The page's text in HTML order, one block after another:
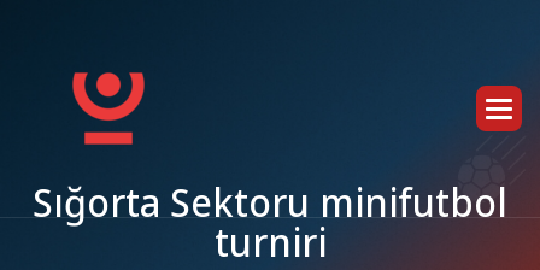
Sığorta Sektoru minifutbol
turniri